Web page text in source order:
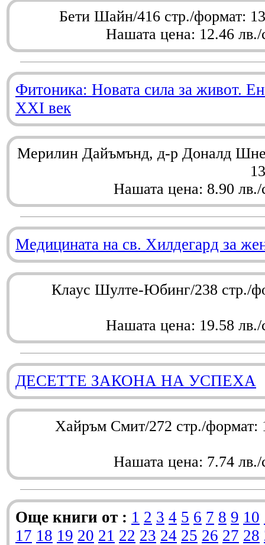
Бети Шайн/416 стр./формат:
Нашата цена: 12.46 лв./
Фитоника: Новата сила за живот.
XXI век
Мерилин Дайъмънд, д-р Доналд
Нашата цена: 8.90 лв./
Медицината на св. Хилдегард за
Клаус Шулте-Юбинг/238 стр./
Нашата цена: 19.58 лв./
ДЕСЕТТЕ ЗАКОНА НА УСПЕХА
Хайръм Смит/272 стр./
Нашата цена: 7.74 лв./
Още книги от : 1 2 3 4 5 6 7 8 9 10
17 18 19 20 21 22 23 24 25 26 27 28